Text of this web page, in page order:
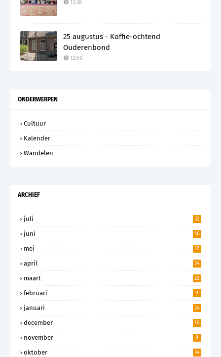
12:38
25 augustus - Koffie-ochtend
Ouderenbond
12:50
ONDERWERPEN
Cultuur
Kalender
Wandelen
ARCHIEF
juli 32
juni 16
mei 17
april 24
maart 23
februari 9
januari 24
december 16
november 8
oktober 34